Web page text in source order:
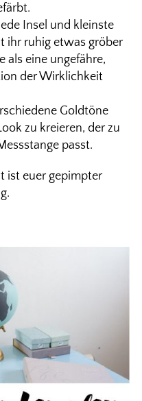
Insel und kleinste
ihr ruhig etwas gröber
als eine ungefähre,
der Wirklichkeit
Goldtöne
zu kreieren, der zu
passt.
ist euer gepimpter